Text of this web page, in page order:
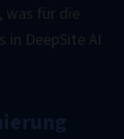
was für die
DeepSite AI